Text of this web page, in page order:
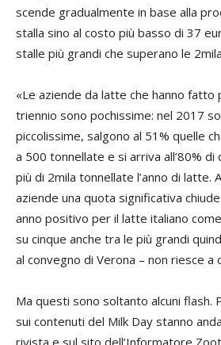
scende gradualmente in base alla
stalla sino al costo più basso di 37
stalle più grandi che superano le
«Le aziende da latte che hanno fatto
triennio sono pochissime: nel 2017
piccolissime, salgono al 51% quelle
a 500 tonnellate e si arriva all’80% di
più di 2mila tonnellate l’anno di latte.
aziende una quota significativa
anno positivo per il latte italiano
su cinque anche tra le più grandi
al convegno di Verona – non riesce
Ma questi sono soltanto alcuni
sui contenuti del Milk Day stanno
rivista e sul sito dell’Informatore